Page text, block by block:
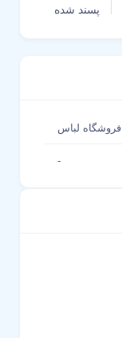
پسند شده
فروشگاه لباس
-